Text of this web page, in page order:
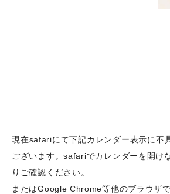
現在safariにて下記カレンダー表示に不
ございます。safariでカレンダーを開け
りご確認ください。
またはGoogle Chrome等他のブラウザ